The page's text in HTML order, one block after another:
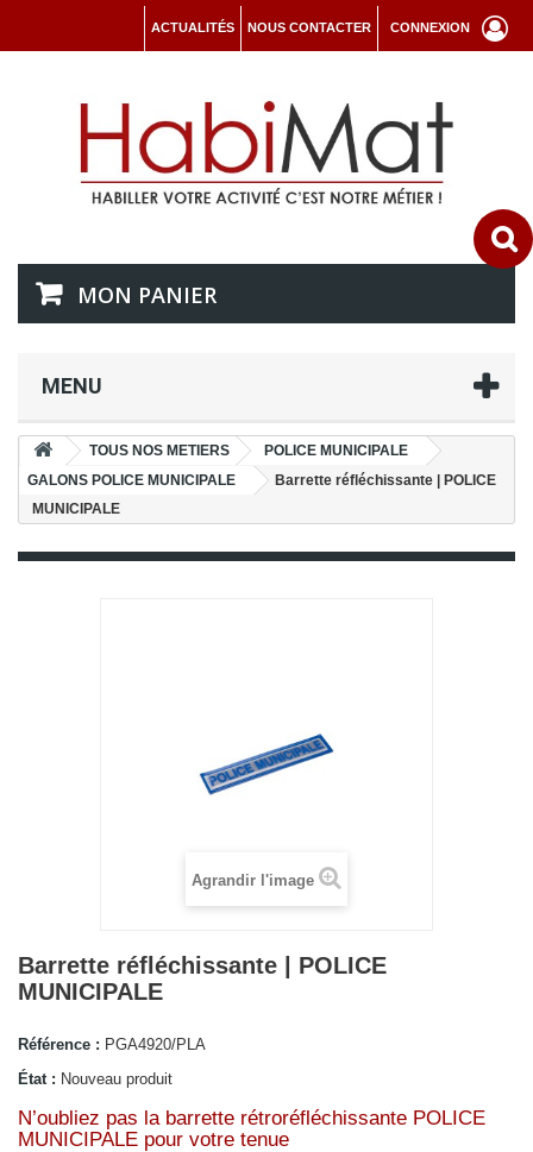
CONNEXION
NOUS CONTACTER
ACTUALITÉS
MON PANIER
MENU
TOUS NOS METIERS
POLICE MUNICIPALE
GALONS POLICE MUNICIPALE
Barrette réfléchissante | POLICE
MUNICIPALE
Agrandir l'image
Barrette réfléchissante | POLICE
MUNICIPALE
Référence : PGA4920/PLA
État : Nouveau produit
N’oubliez pas la barrette rétroréfléchissante POLICE
MUNICIPALE pour votre tenue